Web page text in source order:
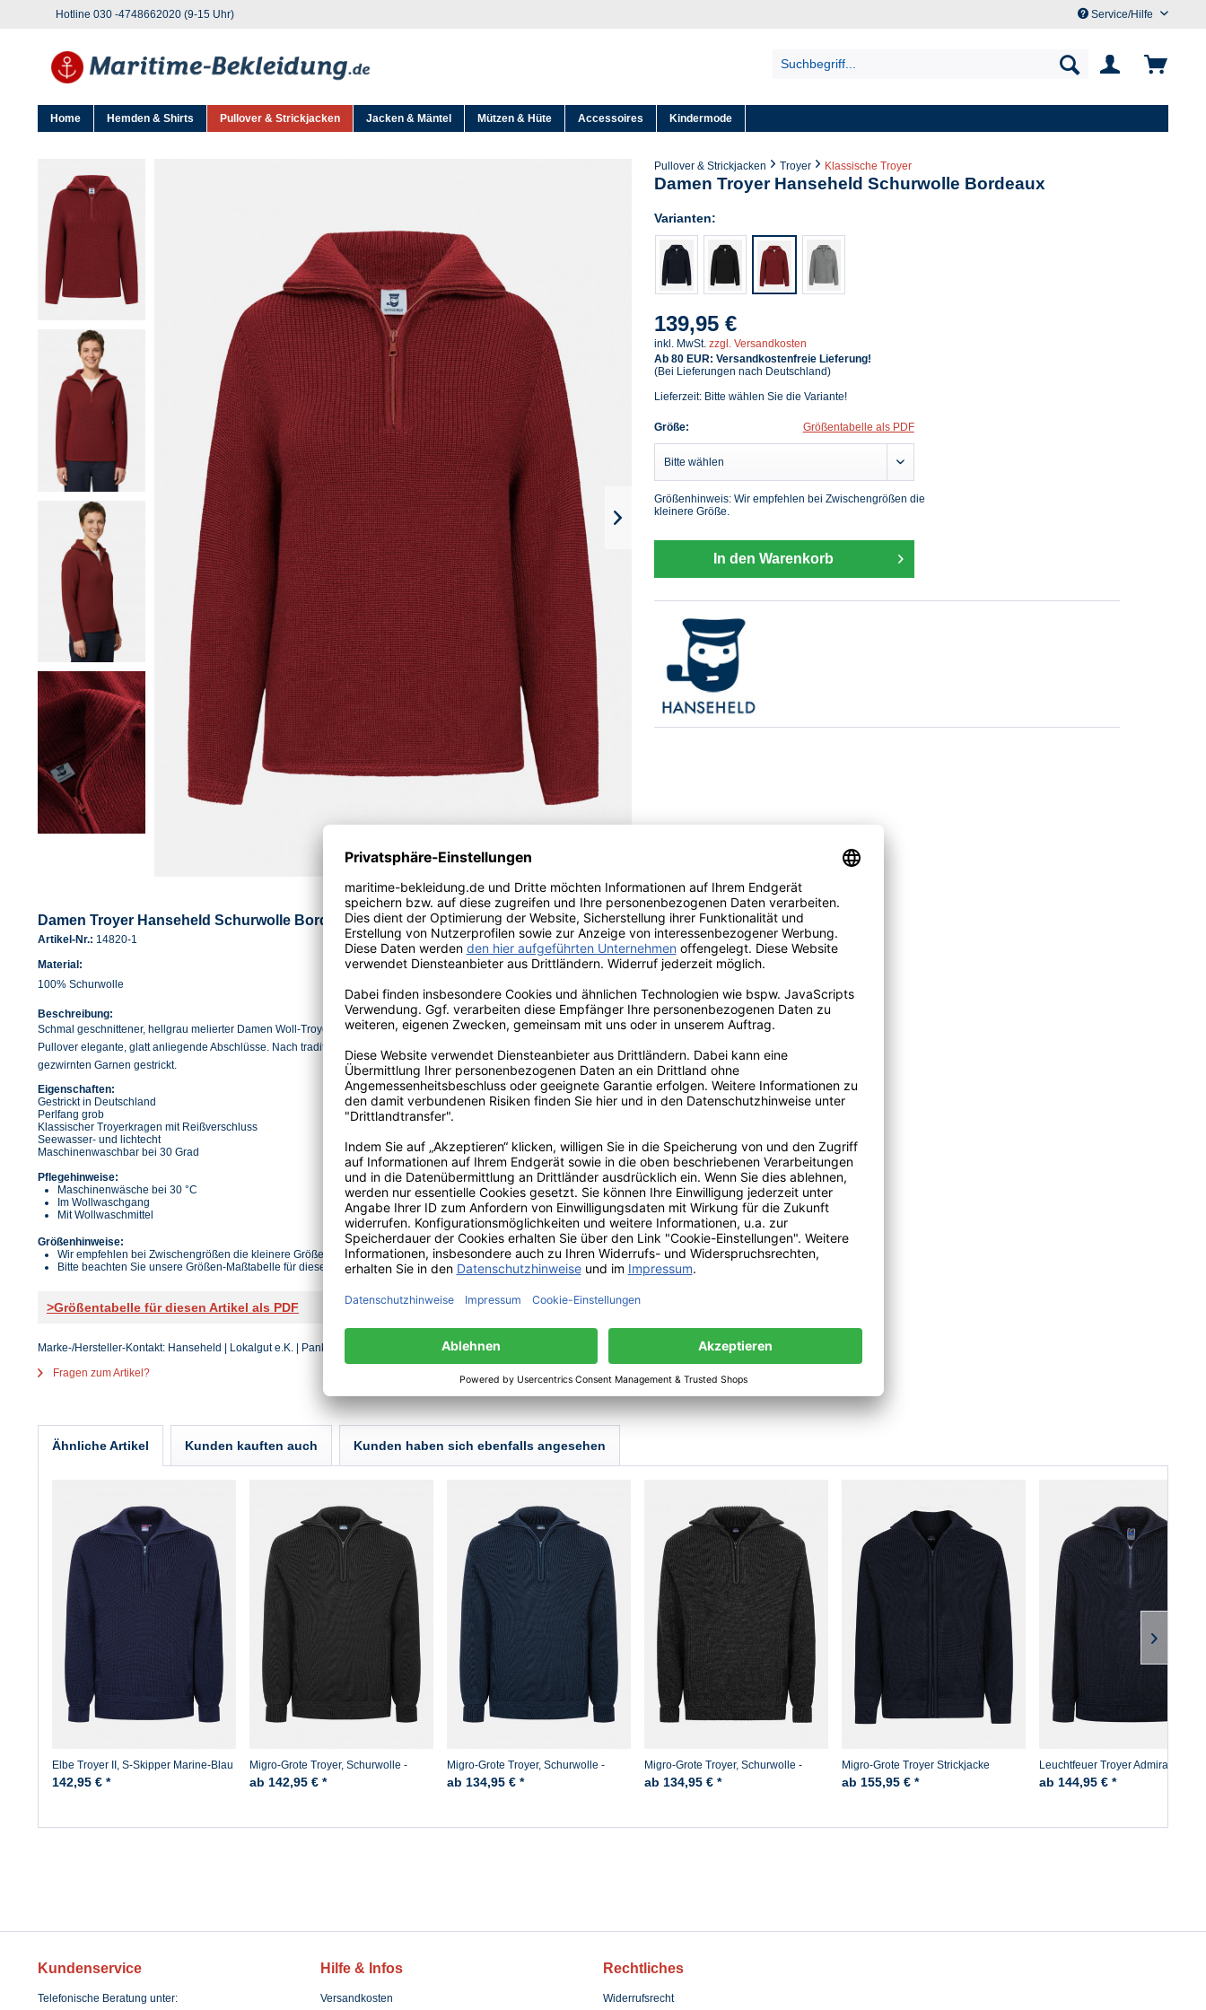
Hotline 030 -4748662020 (9-15 Uhr) Service/Hilfe
Home Hemden & Shirts Pullover & Strickjacken Jacken & Mäntel Mützen & Hüte Accessoires Kindermode
Pullover & Strickjacken Troyer Klassische Troyer
Damen Troyer Hanseheld Schurwolle Bordeaux
Varianten:
139,95 €
inkl. MwSt. zzgl. Versandkosten
Ab 80 EUR: Versandkostenfreie Lieferung!
(Bei Lieferungen nach Deutschland)
Lieferzeit: Bitte wählen Sie die Variante!
Größe: Größentabelle als PDF
Größenhinweis: Wir empfehlen bei Zwischengrößen die
kleinere Größe.
In den Warenkorb
Damen Troyer Hanseheld Schurwolle Bordeaux
Artikel-Nr.: 14820-1
Material:
100% Schurwolle
Beschreibung:
Schmal geschnittener, hellgrau melierter Damen Woll-Troyer aus 100% Schurwolle. Statt Bündchen hat dieser
Pullover elegante, glatt anliegende Abschlüsse. Nach traditioneller Art im robusten Perlfang mehrfädig aus
gezwirnten Garnen gestrickt.
Eigenschaften:
Gestrickt in Deutschland
Perlfang grob
Klassischer Troyerkragen mit Reißverschluss
Seewasser- und lichtecht
Maschinenwaschbar bei 30 Grad
Pflegehinweise:
Maschinenwäsche bei 30 °C
Im Wollwaschgang
Mit Wollwaschmittel
Größenhinweise:
Wir empfehlen bei Zwischengrößen die kleinere Größe.
Bitte beachten Sie unsere Größen-Maßtabelle für diesen Artikel.
>Größentabelle für diesen Artikel als PDF
Marke-/Hersteller-Kontakt: Hanseheld | Lokalgut e.K. | Pankstr. 8 K | 13127 Berlin | Deutschland | info(a)lokalgut.de
Fragen zum Artikel?
Ähnliche Artikel Kunden kauften auch Kunden haben sich ebenfalls angesehen
Elbe Troyer II, S-Skipper Marine-Blau
142,95 € *
Migro-Grote Troyer, Schurwolle -
Schwarz
ab 142,95 € *
Migro-Grote Troyer, Schurwolle -
Marine
ab 134,95 € *
Migro-Grote Troyer, Schurwolle -
Anthrazit
ab 134,95 € *
Migro-Grote Troyer Strickjacke
ab 155,95 € *
Leuchtfeuer Troyer Admiral -
ab 144,95 € *
Kundenservice
Telefonische Beratung unter:
Hilfe & Infos
Versandkosten
Rechtliches
Widerrufsrecht